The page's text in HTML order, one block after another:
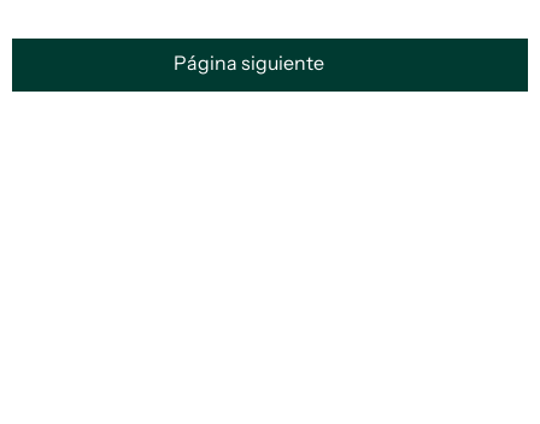
Página siguiente